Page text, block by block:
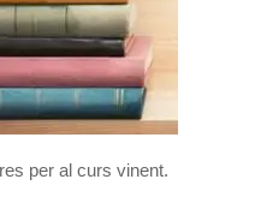
per al curs vinent.